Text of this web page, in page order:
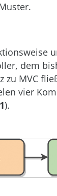
dem
zu MVC
vier
).